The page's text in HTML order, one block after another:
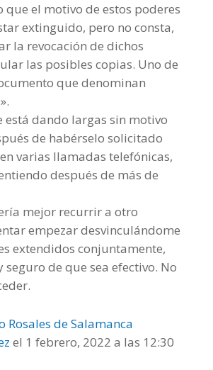
que el motivo de estos poderes
extinguido, pero no consta,
la revocación de dichos
las posibles copias. Uno de
que denominan
está dando largas sin motivo
de habérselo solicitado
varias llamadas telefónicas,
después de más de
mejor recurrir a otro
empezar desvinculándome
extendidos conjuntamente,
seguro de que sea efectivo. No
Rosales de Salamanca
el 1 febrero, 2022 a las 12:30